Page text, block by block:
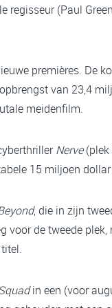
regisseur (Paul
premières. De
van 23,4
meidenfilm.
Nerve(plek
15 miljoen
, die in zijn
voor de tweede
in een (voor